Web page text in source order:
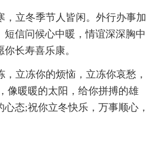
，立冬季节人皆闲。外行办事加
信问候心中暖，情谊深深胸中
长寿喜乐康。
，立冻你的烦恼，立冻你哀愁，
像暖暖的太阳，给你拼搏的雄
态;祝你立冬快乐，万事顺心，